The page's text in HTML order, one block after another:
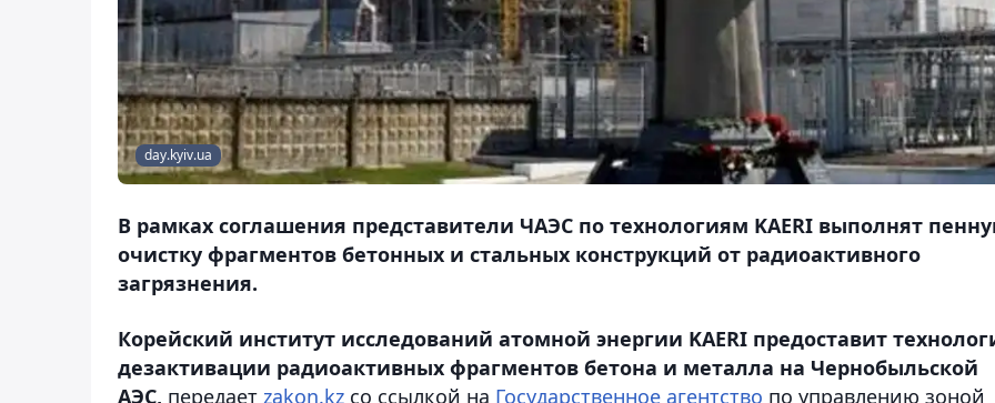
day.kyiv.ua
В рамках соглашения представители ЧАЭС по технологиям KAERI выполнят
очистку фрагментов бетонных и стальных конструкций от радиоактивного
загрязнения.
Корейский институт исследований атомной энергии KAERI предоставит
дезактивации радиоактивных фрагментов бетона и металла на Чернобыльской
АЭС, передает zakon.kz со ссылкой на Государственное агентство по управлению зоной